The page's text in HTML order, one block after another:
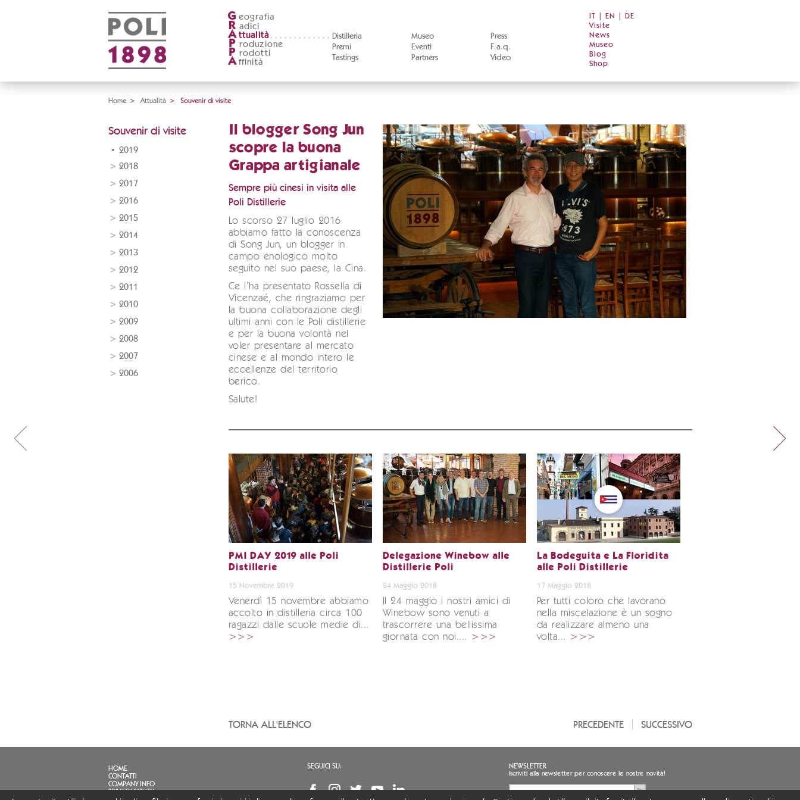
G eografia
R adici
A ttualità
Distilleria
Premi
Tastings
Museo
Eventi
Partners
Press
F.a.q.
Video
P roduzione
P rodotti
A ffinità
IT EN
DE
Visite
News
Museo
Blog
Shop
Home > Attualità > Souvenir di visite
Souvenir di visite
2019
2018
2017
2016
2015
2014
2013
2012
2011
2010
2009
2008
2007
2006
Il blogger Song Jun
scopre la buona
Grappa artigianale
Sempre più cinesi in visita alle
Poli Distillerie
Lo scorso 27 luglio 2016
abbiamo fatto la conoscenza
di Song Jun, un blogger in
campo enologico molto
seguito nel suo paese, la Cina.
Ce l’ha presentato Rossella di
Vicenzaé, che ringraziamo per
la buona collaborazione degli
ultimi anni con le Poli distillerie
e per la buona volontà nel
voler presentare al mercato
cinese e al mondo intero le
eccellenze del territorio
berico.
Salute!
PMI DAY 2019 alle Poli
Distillerie
15 Novembre 2019
Venerdì 15 novembre abbiamo
accolto in distilleria circa 100
ragazzi dalle scuole medie di...
>>>
Delegazione Winebow alle
Distillerie Poli
24 Maggio 2018
Il 24 maggio i nostri amici di
Winebow sono venuti a
trascorrere una bellissima
giornata con noi.... >>>
La Bodeguita e La Floridita
alle Poli Distillerie
17 Maggio 2018
Per tutti coloro che lavorano
nella miscelazione è un sogno
da realizzare almeno una
volta... >>>
TORNA ALL'ELENCO SUCCESSIVO
PRECEDENTE
HOME
CONTATTI
COMPANY INFO
PRIVACY POLICY
SEGUICI SU: NEWSLETTER
Iscriviti alla newsletter per conoscere le nostre novità!